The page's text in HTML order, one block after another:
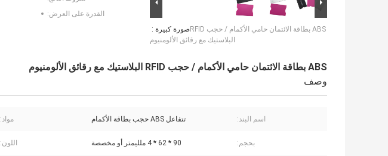
صورة كبيرة :ABS بطاقة الائتمان حامي الأكمام / حجب RFID
البلاستيك مع رقائق الألومنيوم
القدرة على العرض:
ABS بطاقة الائتمان حامي الأكمام / حجب RFID البلاستيك مع رقائق الألومنيوم
وصف
اسم البند: تتفاعل ABS حجب بطاقة الأكمام مواد:
بحجم: 90 * 62 * 4 ملليمتر أو مخصصة اللون: